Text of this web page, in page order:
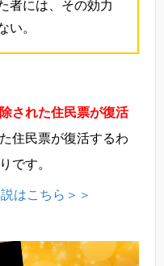
者には、その効力
い。
された住民票が復活
住民票が復活するわ
です。
はこちら＞＞